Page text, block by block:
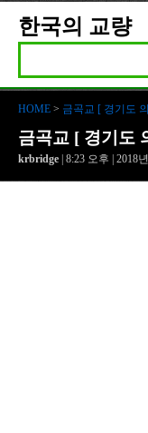
한국의 교량
HOME > 금곡교 [ 경기도
금곡교 [ 경기도
krbridge | 8:23 오후 | 2018